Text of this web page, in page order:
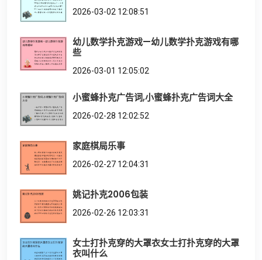
2026-03-02 12:08:51
幼儿数学扑克游戏—幼儿数学扑克游戏有哪
些
2026-03-01 12:05:02
小蜜蜂扑克广告词,小蜜蜂扑克广告词大全
2026-02-28 12:02:52
家庭棋局乐事
2026-02-27 12:04:31
姚记扑克2006包装
2026-02-26 12:03:31
女士打扑克穿的大罩衣女士打扑克穿的大罩
衣叫什么